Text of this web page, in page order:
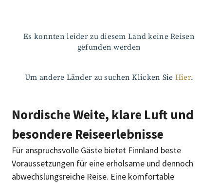
Es konnten leider zu diesem Land keine Reisen
gefunden werden
Um andere Länder zu suchen Klicken Sie Hier.
Nordische Weite, klare Luft und
besondere Reiseerlebnisse
Für anspruchsvolle Gäste bietet Finnland beste
Voraussetzungen für eine erholsame und dennoch
abwechslungsreiche Reise. Eine komfortable